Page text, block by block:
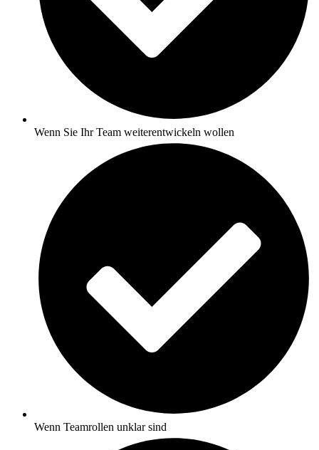
Wenn Sie Ihr Team weiterentwickeln wollen
Wenn Teamrollen unklar sind